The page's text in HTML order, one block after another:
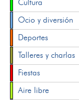
Cultura
Ocio y diversión
Deportes
Talleres y charlas
Fiestas
Aire libre